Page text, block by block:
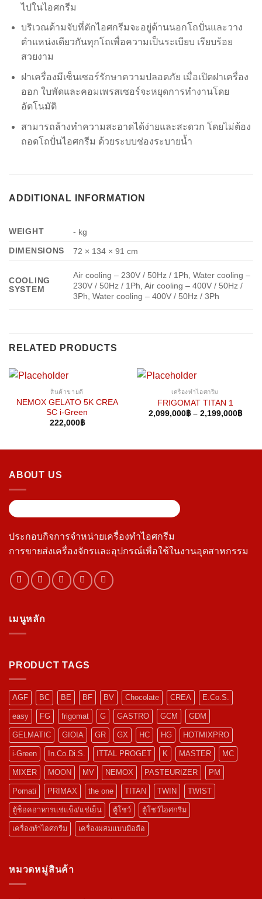
ไปในไอศกรีม
บริเวณด้ามจับที่ตักไอศกรีมจะอยู่ด้านนอกโถปั่นและวาง
ตำแหน่งเดียวกันทุกโถเพื่อความเป็นระเบียบ เรียบร้อย
สวยงาม
ฝาเครื่องมีเซ็นเซอร์รักษาความปลอดภัย เมื่อเปิดฝาเครื่อง
ออก ใบพัดและคอมเพรสเซอร์จะหยุดการทำงานโดย
อัตโนมัติ
สามารถล้างทำความสะอาดได้ง่ายและสะดวก โดยไม่ต้อง
ถอดโถปั่นไอศกรีม ด้วยระบบช่องระบายน้ำ
ADDITIONAL INFORMATION
WEIGHT
- kg
DIMENSIONS
72 × 134 × 91 cm
COOLING
SYSTEM
Air cooling – 230V / 50Hz / 1Ph, Water cooling –
230V / 50Hz / 1Ph, Air cooling – 400V / 50Hz /
3Ph, Water cooling – 400V / 50Hz / 3Ph
RELATED PRODUCTS
สินค้าขายดี
NEMOX GELATO 5K CREA
SC i-Green
222,000฿
เครื่องทำไอศกรีม
FRIGOMAT TITAN 1
2,099,000฿– 2,199,000฿
ABOUT US
ประกอบกิจการจำหน่ายเครื่องทำไอศกรีม
การขายส่งเครื่องจักรและอุปกรณ์เพื่อใช้ในงานอุตสาหกรรม
เมนูหลัก
PRODUCT TAGS
AGF BC BE BF BV Chocolate CREA E.Co.S.
easy FG frigomat G GASTRO GCM GDM
GELMATIC GIOIA GR GX HC HG HOTMIXPRO
i-Green In.Co.Di.S. ITTAL PROGET K MASTER MC
MIXER MOON MV NEMOX PASTEURIZER PM
Pomati PRIMAX the one TITAN TWIN TWIST
ตู้ช็อคอาหารแช่แข็ง/แช่เย็น ตู้โชว์ ตู้โชว์ไอศกรีม
เครื่องทำไอศกรีม เครื่องผสมแบบมือถือ
หมวดหมู่สินค้า